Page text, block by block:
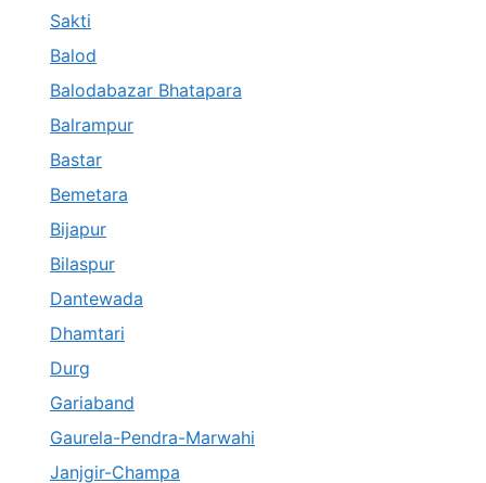
Sakti
Balod
Balodabazar Bhatapara
Balrampur
Bastar
Bemetara
Bijapur
Bilaspur
Dantewada
Dhamtari
Durg
Gariaband
Gaurela-Pendra-Marwahi
Janjgir-Champa